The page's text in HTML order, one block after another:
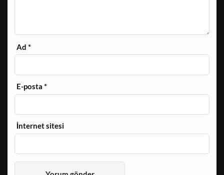
Ad*
E-posta*
İnternet sitesi